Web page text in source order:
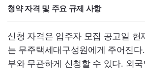
청약 자격 및 주요 규제 사항
신청 자격은 입주자 모집 공고일 현
는 무주택세대구성원에게 주어진다
부와 무관하게 신청할 수 있다. 외